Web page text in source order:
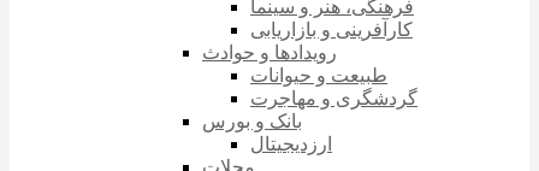
فرهنگی، هنر و سینما
کارآفرینی و بازاریابی
رویدادها و حوادث
طبیعت و حیوانات
گردشگری و مهاجرت
بانک و بورس
ارزدیجیتال
مجلات